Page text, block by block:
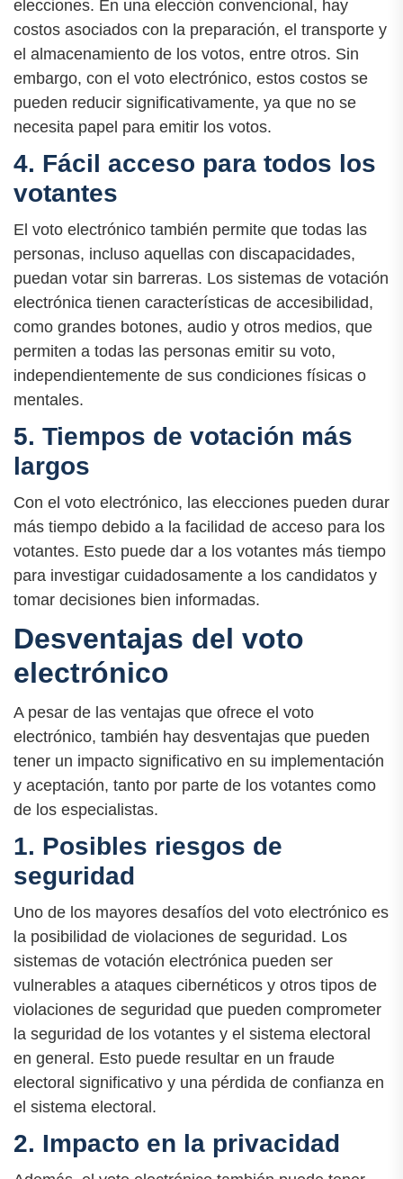
elecciones. En una elección convencional, hay
costos asociados con la preparación, el transporte y
el almacenamiento de los votos, entre otros. Sin
embargo, con el voto electrónico, estos costos se
pueden reducir significativamente, ya que no se
necesita papel para emitir los votos.
4. Fácil acceso para todos los
votantes
El voto electrónico también permite que todas las
personas, incluso aquellas con discapacidades,
puedan votar sin barreras. Los sistemas de votación
electrónica tienen características de accesibilidad,
como grandes botones, audio y otros medios, que
permiten a todas las personas emitir su voto,
independientemente de sus condiciones físicas o
mentales.
5. Tiempos de votación más
largos
Con el voto electrónico, las elecciones pueden durar
más tiempo debido a la facilidad de acceso para los
votantes. Esto puede dar a los votantes más tiempo
para investigar cuidadosamente a los candidatos y
tomar decisiones bien informadas.
Desventajas del voto
electrónico
A pesar de las ventajas que ofrece el voto
electrónico, también hay desventajas que pueden
tener un impacto significativo en su implementación
y aceptación, tanto por parte de los votantes como
de los especialistas.
1. Posibles riesgos de
seguridad
Uno de los mayores desafíos del voto electrónico es
la posibilidad de violaciones de seguridad. Los
sistemas de votación electrónica pueden ser
vulnerables a ataques cibernéticos y otros tipos de
violaciones de seguridad que pueden comprometer
la seguridad de los votantes y el sistema electoral
en general. Esto puede resultar en un fraude
electoral significativo y una pérdida de confianza en
el sistema electoral.
2. Impacto en la privacidad